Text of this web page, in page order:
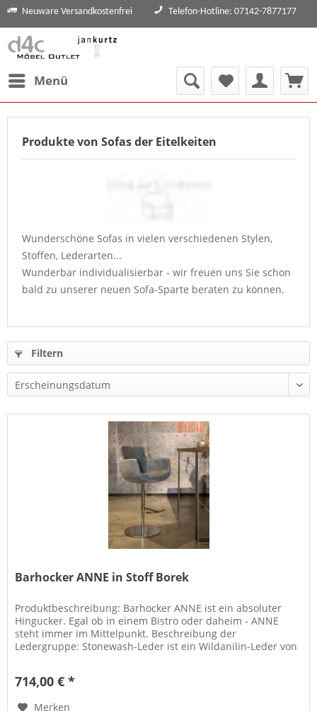
Neuware Versandkostenfrei Telefon-Hotline: 07142-7877177
Menü
Produkte von Sofas der Eitelkeiten
Wunderschöne Sofas in vielen verschiedenen Stylen,
Stoffen, Lederarten...
Wunderbar individualisierbar - wir freuen uns Sie schon
bald zu unserer neuen Sofa-Sparte beraten zu können.
Filtern
Barhocker ANNE in Stoff Borek
Produktbeschreibung: Barhocker ANNE ist ein absoluter
Hingucker. Egal ob in einem Bistro oder daheim - ANNE
steht immer im Mittelpunkt. Beschreibung der
Ledergruppe: Stonewash-Leder ist ein Wildanilin-Leder von
714,00 € *
Merken